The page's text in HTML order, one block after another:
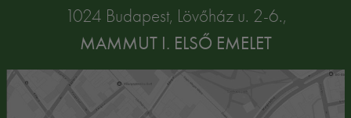
1024 Budapest, Lövőház u. 2-6.,
MAMMUT I. ELSŐ EMELET